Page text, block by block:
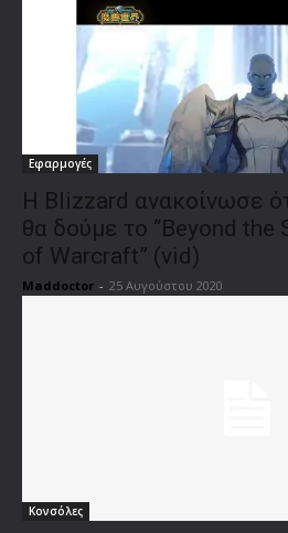
Εφαρμογές
Η Blizzard ανακοίνωσε
θα δούμε το “Beyond the
of Warcraft” (vid)
Maddoctor - 25 Αυγούστου 2020
Κονσόλες